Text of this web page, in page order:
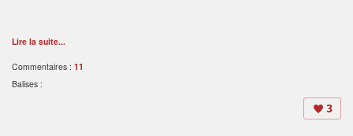
Lire la suite...
Commentaires : 11
Balises :
3